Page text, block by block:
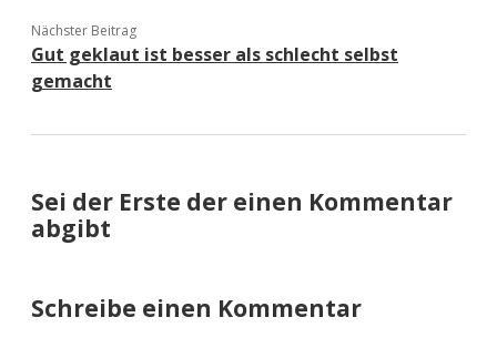
Nächster Beitrag
Gut geklaut ist besser als schlecht selbst
gemacht
Sei der Erste der einen Kommentar
abgibt
Schreibe einen Kommentar